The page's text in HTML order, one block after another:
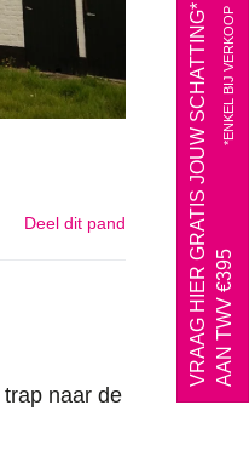
Deel dit pand
naar de
VRAAG HIER GRATIS JOUW SCHATTING*AAN TWV €395
*ENKEL BIJ VERKOOP